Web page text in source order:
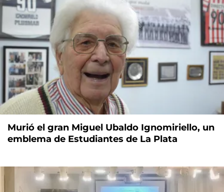
Murió el gran Miguel Ubaldo Ignomiriello, un
emblema de Estudiantes de La Plata